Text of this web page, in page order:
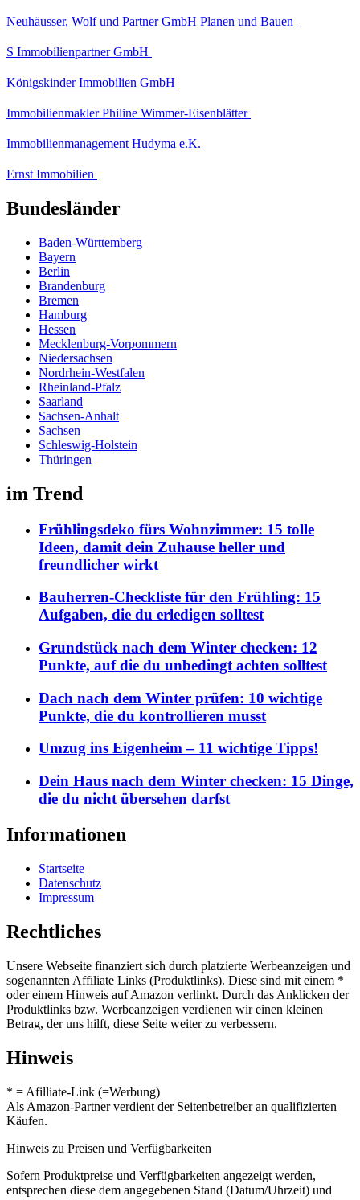
Neuhäusser, Wolf und Partner GmbH Planen und Bauen
S Immobilienpartner GmbH
Königskinder Immobilien GmbH
Immobilienmakler Philine Wimmer-Eisenblätter
Immobilienmanagement Hudyma e.K.
Ernst Immobilien
Bundesländer
Baden-Württemberg
Bayern
Berlin
Brandenburg
Bremen
Hamburg
Hessen
Mecklenburg-Vorpommern
Niedersachsen
Nordrhein-Westfalen
Rheinland-Pfalz
Saarland
Sachsen-Anhalt
Sachsen
Schleswig-Holstein
Thüringen
im Trend
Frühlingsdeko fürs Wohnzimmer: 15 tolle
Ideen, damit dein Zuhause heller und
freundlicher wirkt
Bauherren-Checkliste für den Frühling: 15
Aufgaben, die du erledigen solltest
Grundstück nach dem Winter checken: 12
Punkte, auf die du unbedingt achten solltest
Dach nach dem Winter prüfen: 10 wichtige
Punkte, die du kontrollieren musst
Umzug ins Eigenheim – 11 wichtige Tipps!
Dein Haus nach dem Winter checken: 15 Dinge,
die du nicht übersehen darfst
Informationen
Startseite
Datenschutz
Impressum
Rechtliches
Unsere Webseite finanziert sich durch platzierte Werbeanzeigen und
sogenannten Affiliate Links (Produktlinks). Diese sind mit einem *
oder einem Hinweis auf Amazon verlinkt. Durch das Anklicken der
Produktlinks bzw. Werbeanzeigen verdienen wir einen kleinen
Betrag, der uns hilft, diese Seite weiter zu verbessern.
Hinweis
* = Afilliate-Link (=Werbung)
Als Amazon-Partner verdient der Seitenbetreiber an qualifizierten
Käufen.
Hinweis zu Preisen und Verfügbarkeiten
Sofern Produktpreise und Verfügbarkeiten angezeigt werden,
entsprechen diese dem angegebenen Stand (Datum/Uhrzeit) und